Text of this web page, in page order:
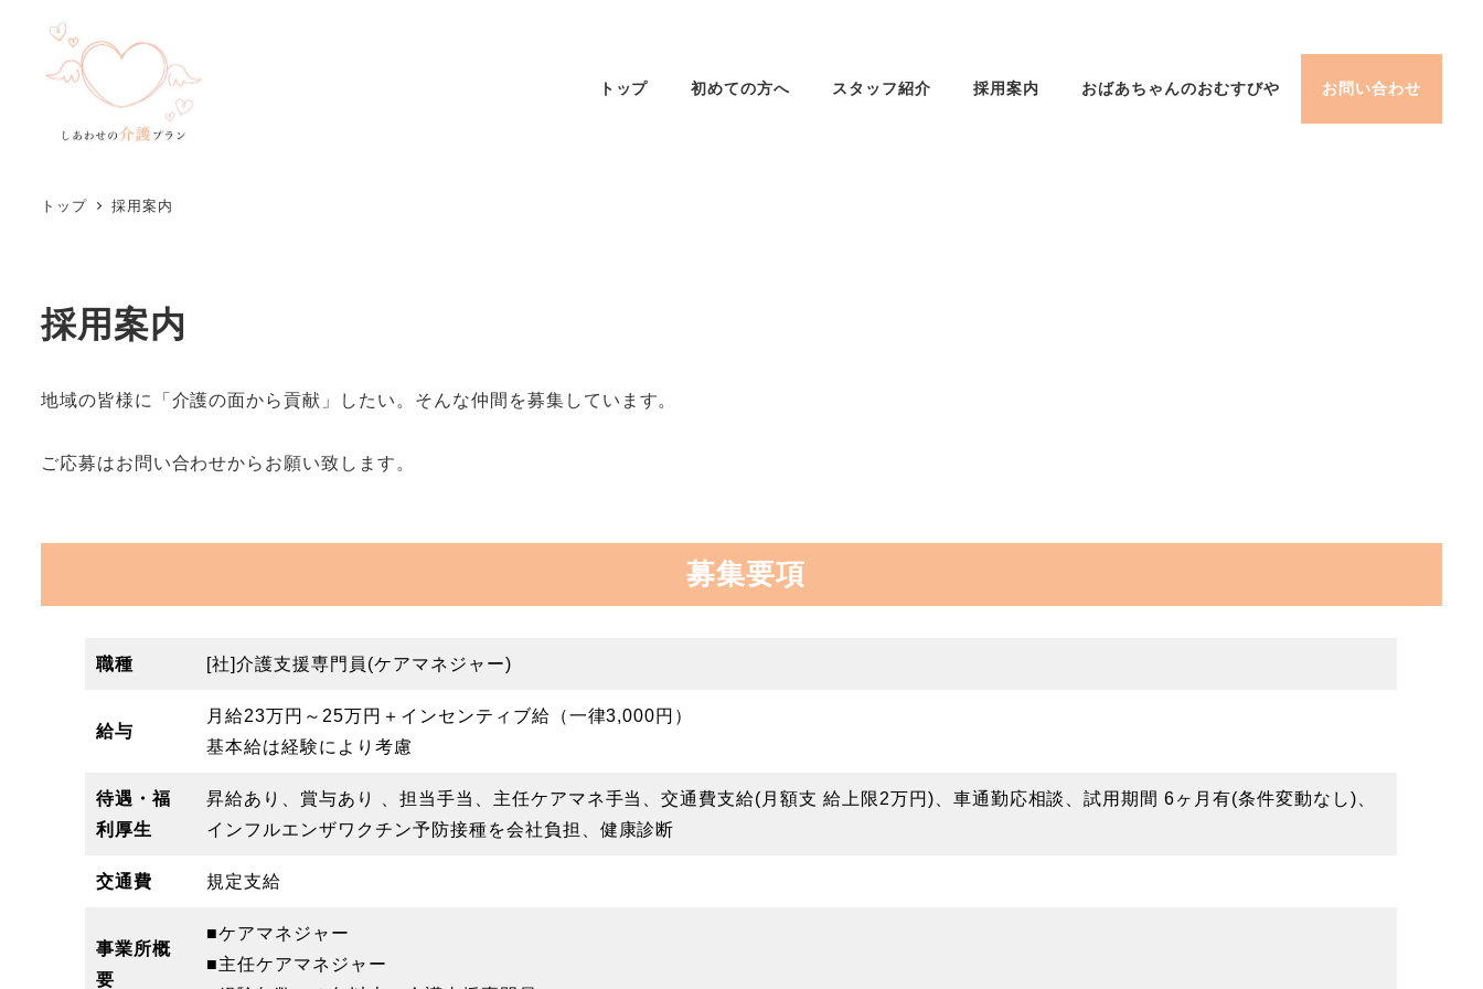
トップ 初めての方へ スタッフ紹介 採用案内 おばあちゃんのおむすびや お問い合わせ
トップ 採用案内
採用案内
地域の皆様に「介護の面から貢献」したい。そんな仲間を募集しています。
ご応募はお問い合わせからお願い致します。
募集要項
職種 [社]介護支援専門員(ケアマネジャー)
給与
月給23万円～25万円＋インセンティブ給（一律3,000円）
基本給は経験により考慮
待遇・福
利厚生
昇給あり、賞与あり 、担当手当、主任ケアマネ手当、交通費支給(月額支 給上限2万円)、車通勤応相談、試用期間 6ヶ月有(条件変動なし)、
インフルエンザワクチン予防接種を会社負担、健康診断
交通費 規定支給
事業所概
要
■ケアマネジャー
■主任ケアマネジャー